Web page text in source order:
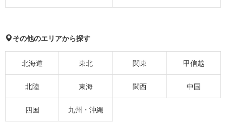
その他のエリアから探す
北海道 東北 関東 甲信越
北陸 東海 関西 中国
四国 九州・沖縄